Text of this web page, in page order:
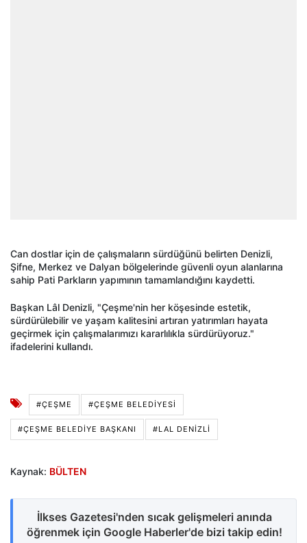
Can dostlar için de çalışmaların sürdüğünü belirten Denizli,
Şifne, Merkez ve Dalyan bölgelerinde güvenli oyun alanlarına
sahip Pati Parkların yapımının tamamlandığını kaydetti.
Başkan Lâl Denizli, "Çeşme'nin her köşesinde estetik,
sürdürülebilir ve yaşam kalitesini artıran yatırımları hayata
geçirmek için çalışmalarımızı kararlılıkla sürdürüyoruz."
ifadelerini kullandı.
#ÇEŞME #ÇEŞME BELEDIYESI
#ÇEŞME BELEDIYE BAŞKANI #LAL DENIZLI
Kaynak: BÜLTEN
İlkses Gazetesi'nden sıcak gelişmeleri anında
öğrenmek için Google Haberler'de bizi takip edin!